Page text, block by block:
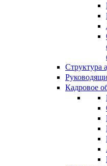
Структура
Кадровое